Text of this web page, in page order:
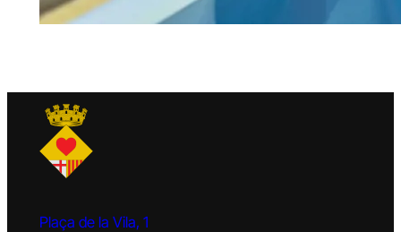
Plaça de la Vila, 1